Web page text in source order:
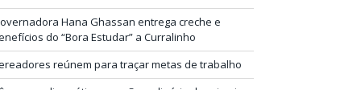
Hana Ghassan entrega creche e
do “Bora Estudar” a Curralinho
reúnem para traçar metas de trabalho